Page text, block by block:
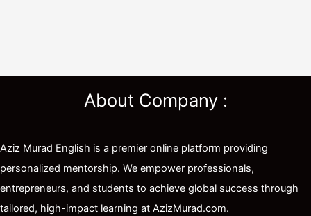
About Company :
Aziz Murad English is a premier online platform providing
personalized mentorship. We empower professionals,
entrepreneurs, and students to achieve global success through
tailored, high-impact learning at AzizMurad.com.